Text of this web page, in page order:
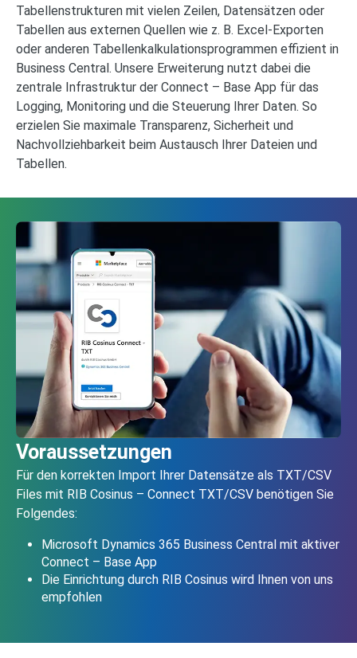
Tabellenstrukturen mit vielen Zeilen, Datensätzen oder
Tabellen aus externen Quellen wie z. B. Excel-Exporten
oder anderen Tabellenkalkulationsprogrammen effizient in
Business Central. Unsere Erweiterung nutzt dabei die
zentrale Infrastruktur der Connect – Base App für das
Logging, Monitoring und die Steuerung Ihrer Daten. So
erzielen Sie maximale Transparenz, Sicherheit und
Nachvollziehbarkeit beim Austausch Ihrer Dateien und
Tabellen.
Voraussetzungen
Für den korrekten Import Ihrer Datensätze als TXT/CSV
Files mit RIB Cosinus – Connect TXT/CSV benötigen Sie
Folgendes:
Microsoft Dynamics 365 Business Central mit aktiver
Connect – Base App
Die Einrichtung durch RIB Cosinus wird Ihnen von uns
empfohlen